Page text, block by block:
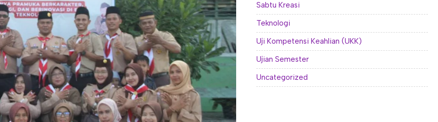
Sabtu Kreasi
Teknologi
Uji Kompetensi Keahlian (UKK)
Ujian Semester
Uncategorized